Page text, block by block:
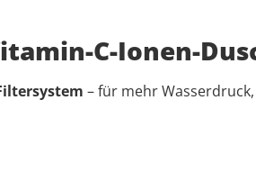
C-Ionen-
– für mehr